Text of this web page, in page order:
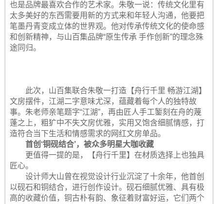
也是品牌最喜欢合作的艺术家。朱敬一说：传统文化里有
太多美好的东西需要用新的方式来和年轻人沟通，他要把
笔墨丹青变成立体的世界观。他对传承传统文化的使命感
和创新精神，与山百集品牌“原生传承 手作创新”的理念殊
途同归。
此次，山百集联合朱敬一打造【舟行千里 畅游江湖】
文房摆件，江湖二字意味尤深，蕴藏着每个人的独特故
事。朱老师亲笔题字“江湖”，再由匠人手工錾刻在舟的蔑
蓬之上，粗犷中不失文房优雅，实用又饱含细腻情感，打
造符合当下生活和情感需求的网红文房单品。
首创‘铜砚结合’，被众多明星大咖收藏
更值得一提的是，【舟行千里】在材质选择上也独具
匠心。
设计师大山曾在视觉设计行业沉淀了十余年，他首创
以砚石和铜结合，进行创作设计。砚石细腻优雅、具有极
高的收藏价值，铜古朴有韵、象征着财富好运，它们两个